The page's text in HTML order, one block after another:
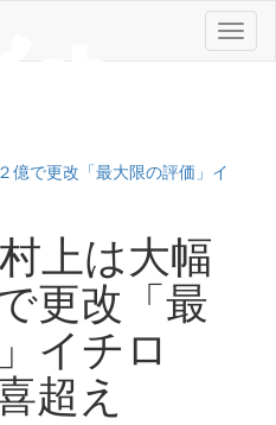
メ
ニ
億で更改「最大限の評価」イ
上は大幅
更改「最
イチロ
超え